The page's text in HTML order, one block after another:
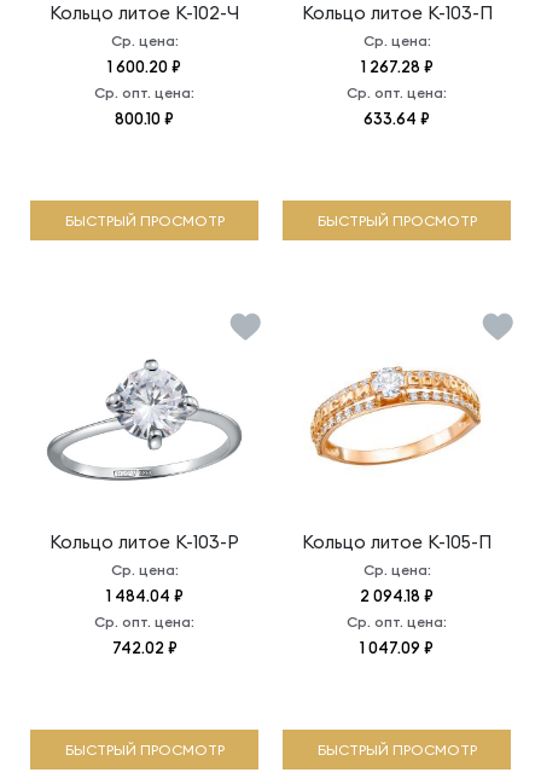
Кольцо литое К-102-Ч
Ср. цена:
1 600.20 ₽
Ср. опт. цена:
800.10 ₽
БЫСТРЫЙ ПРОСМОТР
Кольцо литое К-103-П
Ср. цена:
1 267.28 ₽
Ср. опт. цена:
633.64 ₽
БЫСТРЫЙ ПРОСМОТР
Кольцо литое К-103-Р
Ср. цена:
1 484.04 ₽
Ср. опт. цена:
742.02 ₽
БЫСТРЫЙ ПРОСМОТР
Кольцо литое К-105-П
Ср. цена:
2 094.18 ₽
Ср. опт. цена:
1 047.09 ₽
БЫСТРЫЙ ПРОСМОТР